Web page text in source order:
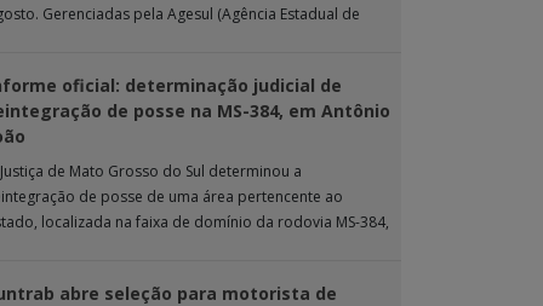
Gerenciadas pela Agesul (Agência Estadual de
oficial: determinação judicial de
de posse na MS-384, em Antônio
de Mato Grosso do Sul determinou a
de posse de uma área pertencente ao
localizada na faixa de domínio da rodovia MS-384,
abre seleção para motorista de